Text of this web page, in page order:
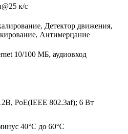
к/с
Детектор движения,
Антимерцание
10/100 МБ, аудиовход
PoE(IEEE 802.3af); 6 Вт
40°С до 60°С